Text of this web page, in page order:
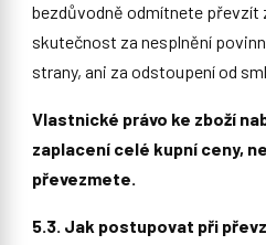
bezdůvodně odmítnete převzít
skutečnost za nesplnění
strany, ani za odstoupení od
Vlastnické právo ke zboží
zaplacení celé kupní ceny,
převezmete.
5.3. Jak postupovat při